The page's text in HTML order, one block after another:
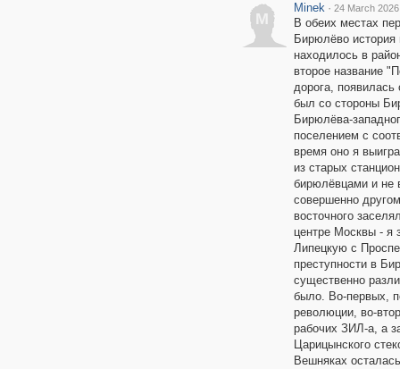
M
Minek · 24 March
В обеих местах
Бирюлёво история
находилось в
второе название
дорога,
был со стороны
Бирюлёва-
поселением с
время оно я
из старых
бирюлёвцами и не
совершенно
восточного
центре Москвы - я
Липецкую с
преступности в
существенно
было. Во-первых,
революции, во-
рабочих ЗИЛ-а, а
Царицынского
Вешняках